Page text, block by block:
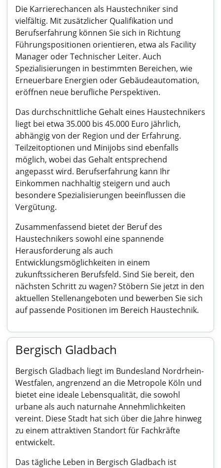
Die Karrierechancen als Haustechniker sind
vielfältig. Mit zusätzlicher Qualifikation und
Berufserfahrung können Sie sich in Richtung
Führungspositionen orientieren, etwa als Facility
Manager oder Technischer Leiter. Auch
Spezialisierungen in bestimmten Bereichen, wie
Erneuerbare Energien oder Gebäudeautomation,
eröffnen neue berufliche Perspektiven.
Das durchschnittliche Gehalt eines Haustechnikers
liegt bei etwa 35.000 bis 45.000 Euro jährlich,
abhängig von der Region und der Erfahrung.
Teilzeitoptionen und Minijobs sind ebenfalls
möglich, wobei das Gehalt entsprechend
angepasst wird. Berufserfahrung kann Ihr
Einkommen nachhaltig steigern und auch
besondere Spezialisierungen beeinflussen die
Vergütung.
Zusammenfassend bietet der Beruf des
Haustechnikers sowohl eine spannende
Herausforderung als auch
Entwicklungsmöglichkeiten in einem
zukunftssicheren Berufsfeld. Sind Sie bereit, den
nächsten Schritt zu wagen? Stöbern Sie jetzt in den
aktuellen Stellenangeboten und bewerben Sie sich
auf passende Positionen im Bereich Haustechnik.
Bergisch Gladbach
Bergisch Gladbach liegt im Bundesland Nordrhein-
Westfalen, angrenzend an die Metropole Köln und
bietet eine ideale Lebensqualität, die sowohl
urbane als auch naturnahe Annehmlichkeiten
vereint. Diese Stadt hat sich über die Jahre hinweg
zu einem attraktiven Standort für Fachkräfte
entwickelt.
Das tägliche Leben in Bergisch Gladbach ist